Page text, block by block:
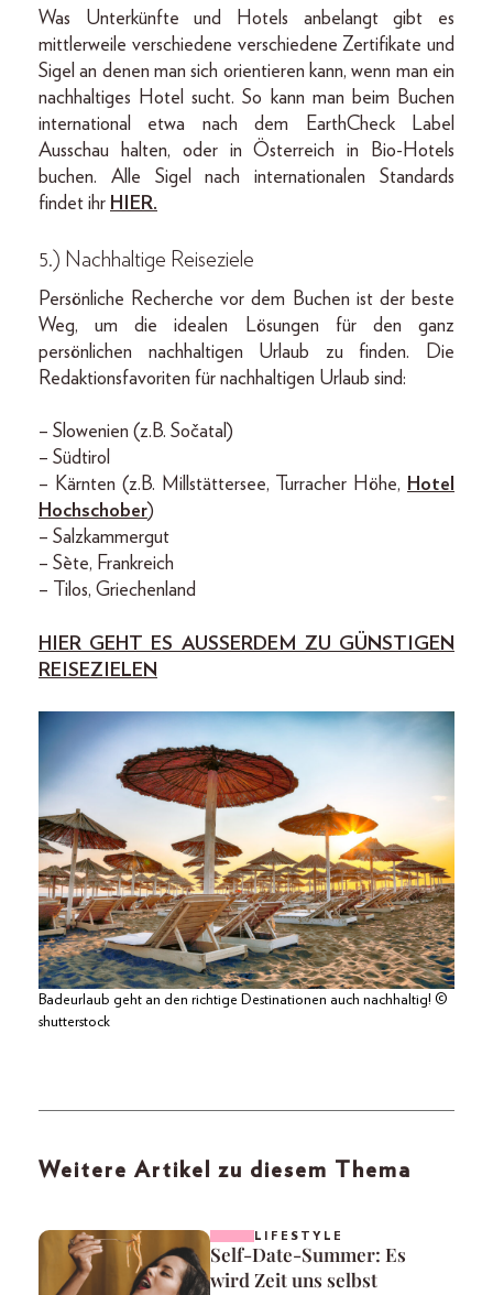
Was Unterkünfte und Hotels anbelangt gibt es
mittlerweile verschiedene verschiedene Zertifikate und
Sigel an denen man sich orientieren kann, wenn man ein
nachhaltiges Hotel sucht. So kann man beim Buchen
international etwa nach dem EarthCheck Label
Ausschau halten, oder in Österreich in Bio-Hotels
buchen. Alle Sigel nach internationalen Standards
findet ihr HIER.
5.) Nachhaltige Reiseziele
Persönliche Recherche vor dem Buchen ist der beste
Weg, um die idealen Lösungen für den ganz
persönlichen nachhaltigen Urlaub zu finden. Die
Redaktionsfavoriten für nachhaltigen Urlaub sind:
– Slowenien (z.B. Sočatal)
– Südtirol
– Kärnten (z.B. Millstättersee, Turracher Höhe, Hotel
Hochschober)
– Salzkammergut
– Sète, Frankreich
– Tilos, Griechenland
HIER GEHT ES AUSSERDEM ZU GÜNSTIGEN
REISEZIELEN
Badeurlaub geht an den richtige Destinationen auch nachhaltig! ©
shutterstock
Weitere Artikel zu diesem Thema
LIFESTYLE
Self-Date-Summer: Es
wird Zeit uns selbst